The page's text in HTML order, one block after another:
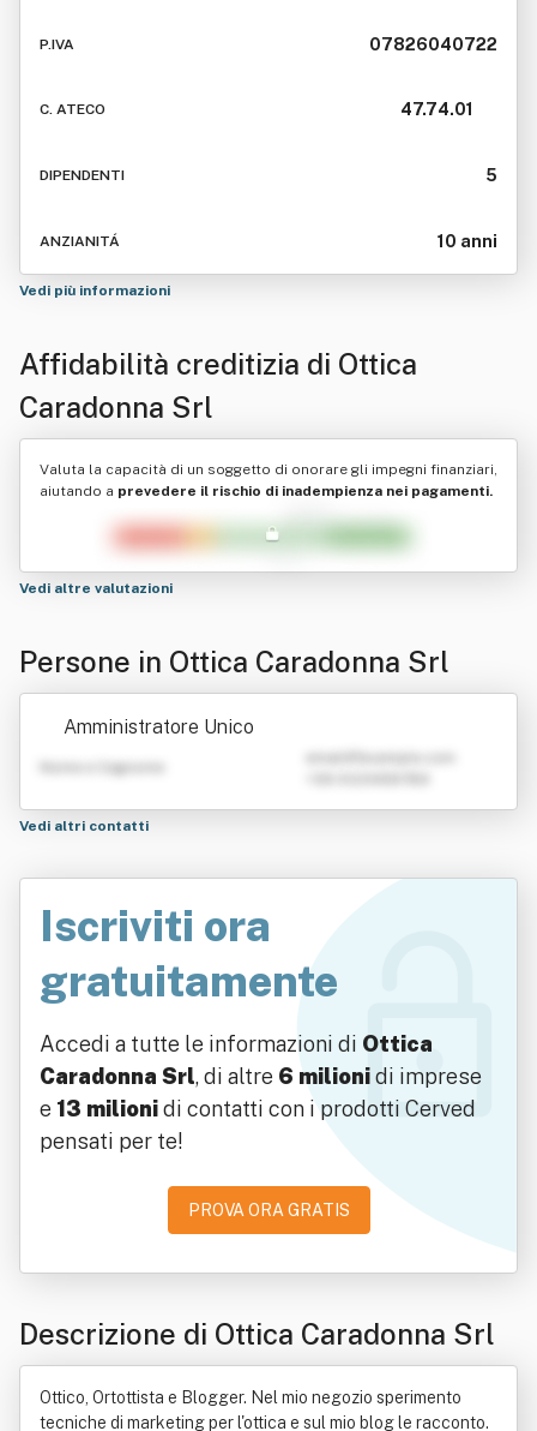
P.IVA 07826040722
C. ATECO 47.74.01
DIPENDENTI 5
ANZIANITÁ 10 anni
Vedi più informazioni
Affidabilità creditizia di Ottica
Caradonna Srl
Valuta la capacità di un soggetto di onorare gli impegni finanziari,
aiutando a prevedere il rischio di inadempienza nei pagamenti.
Vedi altre valutazioni
Persone in Ottica Caradonna Srl
Amministratore Unico
Nome e Cognome
Vedi altri contatti
Iscriviti ora
gratuitamente
Accedi a tutte le informazioni di Ottica
Caradonna Srl, di altre 6 milionidi imprese
e 13 milionidi contatti con i prodotti Cerved
pensati per te!
PROVA ORA GRATIS
Descrizione di Ottica Caradonna Srl
Ottico, Ortottista e Blogger. Nel mio negozio sperimento
tecniche di marketing per l'ottica e sul mio blog le racconto.